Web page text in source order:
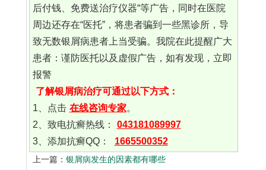
后付钱、免费送治疗仪器“等广告，同时在医院
周边还存在“医托”，将患者骗到一些黑诊所，导
致无数银屑病患者上当受骗。我院在此提醒广大
患者：谨防医托以及虚假广告，如有发现，立即
报警
了解银屑病治疗可通过以下方式：
1、点击 在线咨询专家。
2、致电抗癣热线：
043181089997
3、添加抗癣QQ：
1665500352
上一篇： 银屑病发生的因素都有哪些